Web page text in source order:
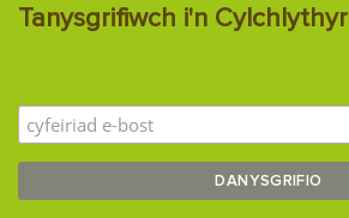
Tanysgrifiwch i'n Cylchlythyr